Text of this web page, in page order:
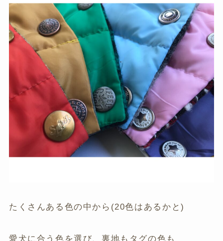
たくさんある色の中から(20色はあるかと)
愛犬に合う色を選び、裏地もタグの色も